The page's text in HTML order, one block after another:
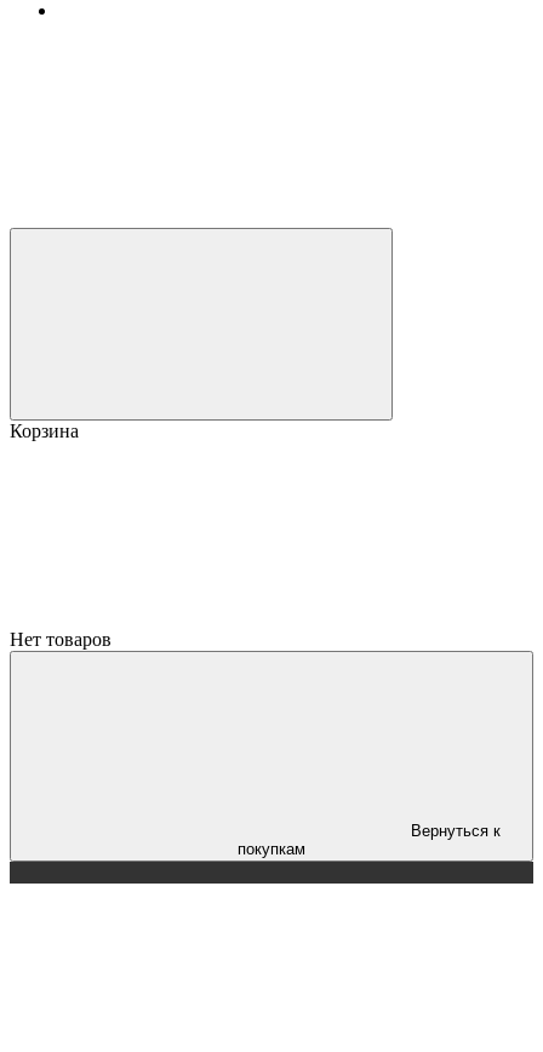
Корзина
Нет товаров
Вернуться к
покупкам